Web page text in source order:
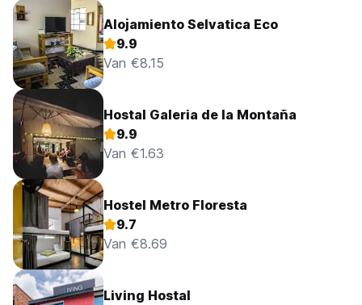
Alojamiento Selvatica Eco
9.9
Van €8.15
Hostal Galeria de la Montaña
9.9
Van €1.63
Hostel Metro Floresta
9.7
Van €8.69
Living Hostal